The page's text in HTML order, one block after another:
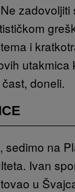
zadovoljiti
i
utakmica
doneli.
sedimo na
Ivan
u